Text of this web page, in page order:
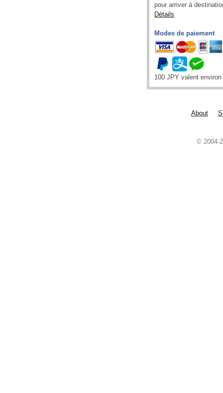
pour arriver à
Détails
Modes de paiement
100 JPY valent
About
© 2004-